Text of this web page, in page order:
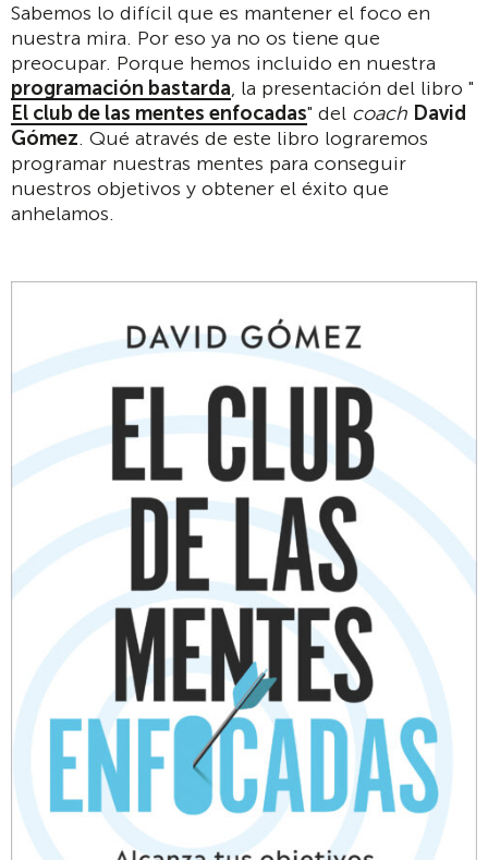
Sabemos lo difícil que es mantener el foco en
nuestra mira. Por eso ya no os tiene que
preocupar. Porque hemos incluido en nuestra
programación bastarda, la presentación del libro "
El club de las mentes enfocadas" del coach David
Gómez. Qué através de este libro lograremos
programar nuestras mentes para conseguir
nuestros objetivos y obtener el éxito que
anhelamos.